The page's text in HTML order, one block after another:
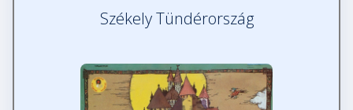
Székely Tündérország